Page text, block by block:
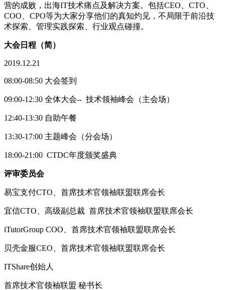
营的成败，出海IT技术痛点及解决方案。包括CEO、CTO、
COO、CPO等为大家分享他们的真知灼见，不局限于前沿技
术探索、管理实践探索、行业观点碰撞。
大会日程（简）
2019.12.21
08:00-08:50 大会签到
09:00-12:30 全体大会-- 技术领袖峰会（主会场）
12:40-13:30 自助午餐
13:30-17:00 主题峰会（分会场）
18:00-21:00 CTDC年度颁奖盛典
评审委员会
易宝支付CTO、首席技术官领袖联盟联席会长
宜信CTO、高级副总裁 首席技术官领袖联盟联席会长
iTutorGroup COO、首席技术官领袖联盟联席会长
贝壳金服CEO、首席技术官领袖联盟联席会长
ITShare创始人
首席技术官领袖联盟 秘书长